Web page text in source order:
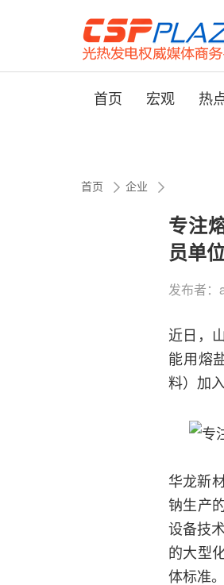
首页 宏观 热
首页 企业
专注
员单
发布者：
近日，
能用熔
料）加
华龙新
钠生产
设备技
的大型
体标准。